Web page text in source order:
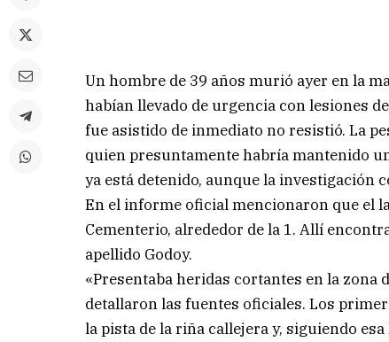
Un hombre de 39 años murió ayer en la
habían llevado de urgencia con lesiones
fue asistido de inmediato no resistió. La
quien presuntamente habría mantenido
ya está detenido, aunque la investigación
En el informe oficial mencionaron que el
Cementerio, alrededor de la 1. Allí
apellido Godoy.
«Presentaba heridas cortantes en la
detallaron las fuentes oficiales. Los
la pista de la riña callejera y, siguiendo